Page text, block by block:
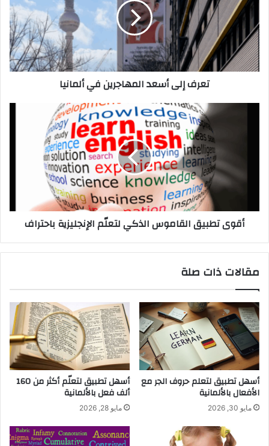
المهاجرين
في
ألمانيا
تعرف إلى أسعد المهاجرين في ألمانيا
أقوى تطبيق القاموس الذكي لتعلّم الإنجليزية باحتراف
مقالات ذات صلة
أسهل تطبيق لتعلم حروف الجر مع
الأفعال بالألمانية
مايو 30, 2026
أسهل تطبيق لتعلّم أكثر من 160
ألف فعل بالألمانية
مايو 28, 2026